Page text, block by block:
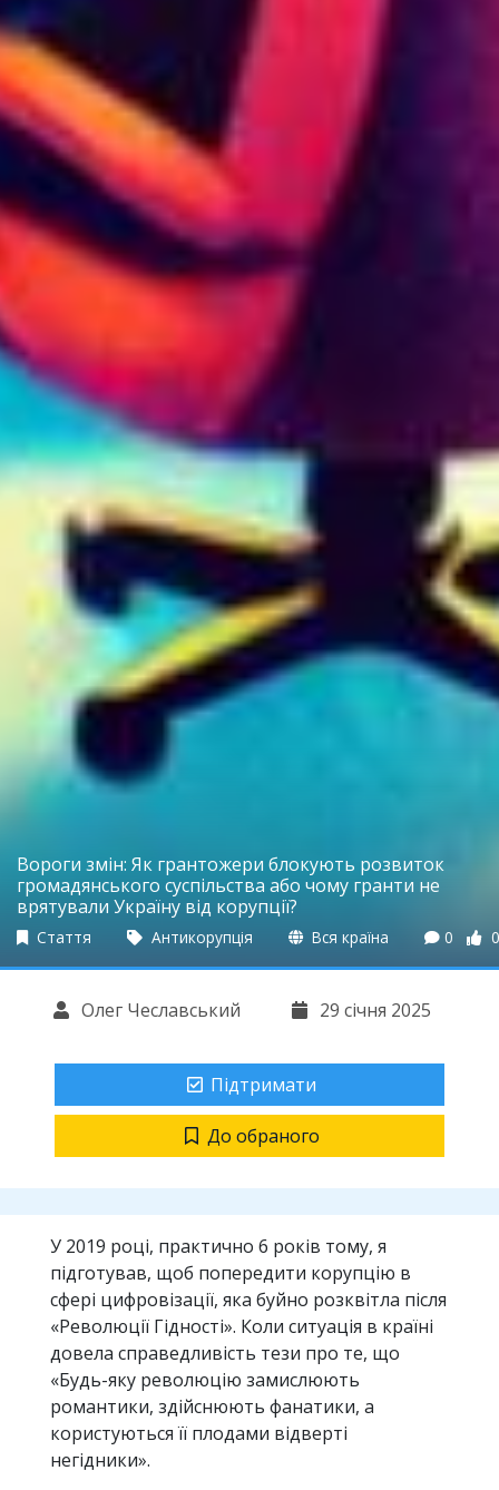
Вороги змін: Як грантожери блокують розвиток
громадянського суспільства або чому гранти не
врятували Україну від корупції?
Стаття Антикорупція Вся країна 0 0
Олег Чеславський 29 січня 2025
Підтримати
До обраного
У 2019 році, практично 6 років тому, я
підготував, щоб попередити корупцію в
сфері цифровізації, яка буйно розквітла після
«Революції Гідності». Коли ситуація в країні
довела справедливість тези про те, що
«Будь-яку революцію замислюють
романтики, здійснюють фанатики, а
користуються її плодами відверті
негідники».